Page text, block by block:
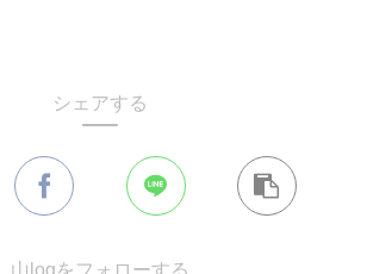
シェアする
山logをフォローする